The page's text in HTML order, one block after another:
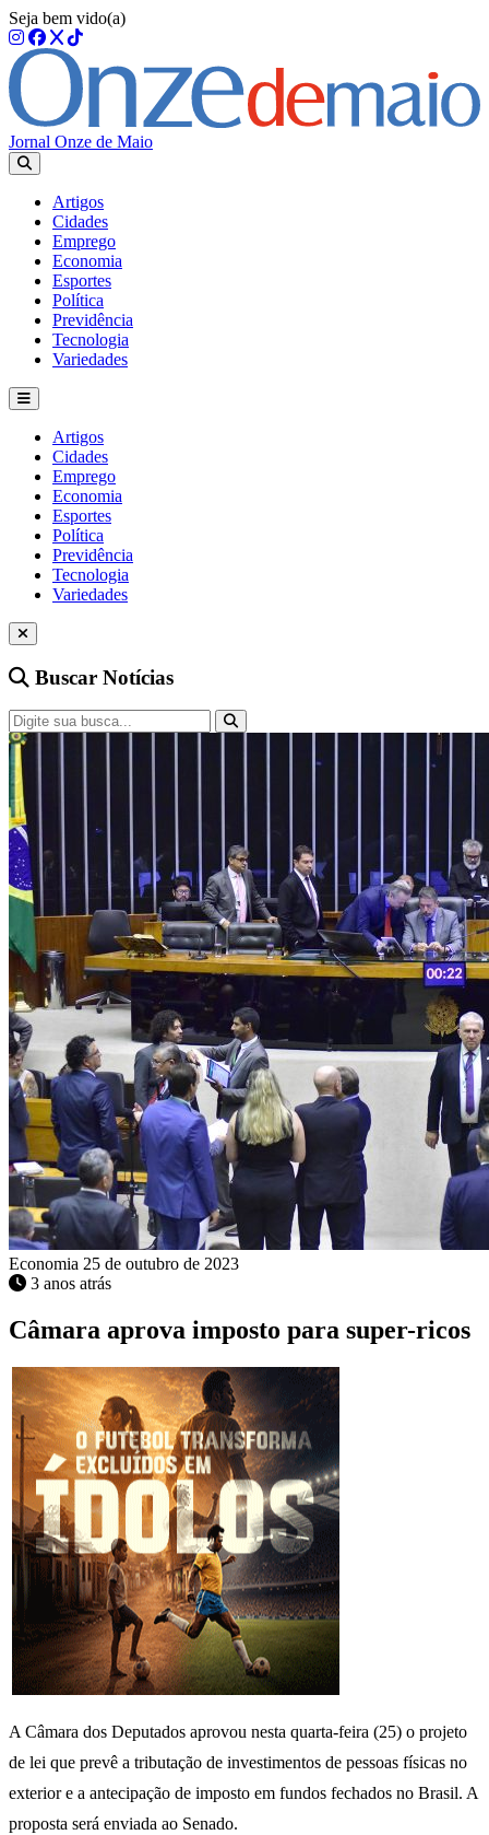
Seja bem vido(a)
Jornal Onze de Maio
Artigos
Cidades
Emprego
Economia
Esportes
Política
Previdência
Tecnologia
Variedades
Artigos
Cidades
Emprego
Economia
Esportes
Política
Previdência
Tecnologia
Variedades
Buscar Notícias
Economia 25 de outubro de 2023
3 anos atrás
Câmara aprova imposto para super-ricos
A Câmara dos Deputados aprovou nesta quarta-feira (25) o projeto
de lei que prevê a tributação de investimentos de pessoas físicas no
exterior e a antecipação de imposto em fundos fechados no Brasil. A
proposta será enviada ao Senado.